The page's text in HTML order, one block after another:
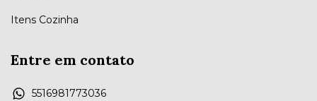
Itens Cozinha
Entre em contato
5516981773036